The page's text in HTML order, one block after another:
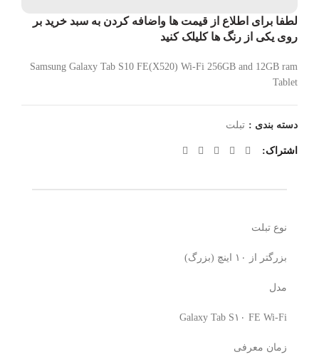
لطفا برای اطلاع از قیمت ها واضافه کردن به سبد خرید بر
روی یکی از رنگ ها کلیلک کنید
Samsung Galaxy Tab S10 FE(X520) Wi-Fi 256GB and 12GB ram
Tablet
دسته بندی : تبلت
اشتراک
نوع تبلت
بزرگتر از ۱۰ اینچ (بزرگ)
مدل
Galaxy Tab S۱۰ FE Wi-Fi
زمان معرفی